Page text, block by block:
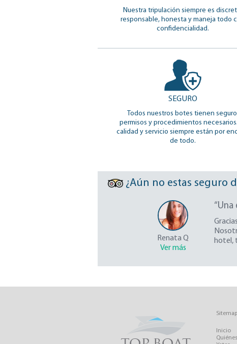
Nuestra tripulación siempre es
responsable, honesta y maneja todo
confidencialidad.
SEGURO
Todos nuestros botes tienen
permisos y procedimientos
calidad y servicio siempre están por
de todo.
¿Aún no estas seguro
Renata Q
Ver más
hotel,
Sitemap
Inicio